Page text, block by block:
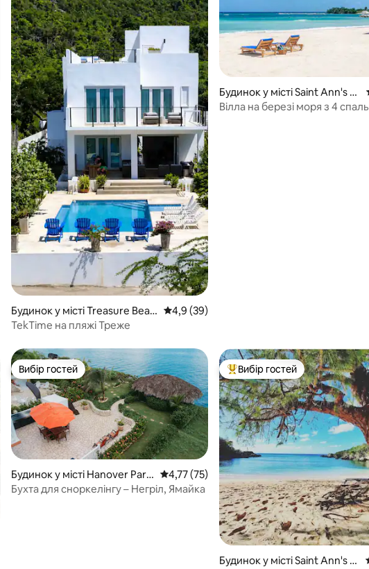
оцінка: 5 з 5, відгуки: 20
Будинок у місті Treasure Beac
h
Середня оцінка: 4,9 з 5, відгуки: 39
4,9 (39)
TekTime на пляжі Треже
Будинок у місті Saint Ann's B
ay
Вілла на березі моря з 4
4,95 з 5, відгуки: 73
Вибір гостей
Вибір гостей
Будинок у місті Hanover Paris
h
Середня оцінка: 4,77 з 5, відгуки: 75
4,77 (75)
Бухта для сноркелінгу – Негріл, Ямайка
Топ вибір гостей
Вибір гостей
Будинок у місті Saint Ann's B